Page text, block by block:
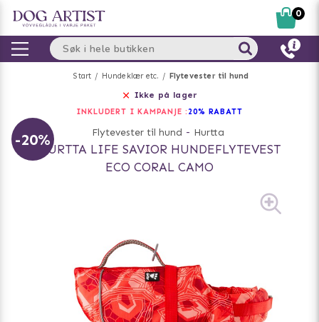
Start Hundeklær etc. Flytevester til hund
Ikke på lager
INKLUDERT I KAMPANJE : 20% RABATT
-20% Flytevester til hund - Hurtta
HURTTA LIFE SAVIOR HUNDEFLYTEVEST
ECO CORAL CAMO
0